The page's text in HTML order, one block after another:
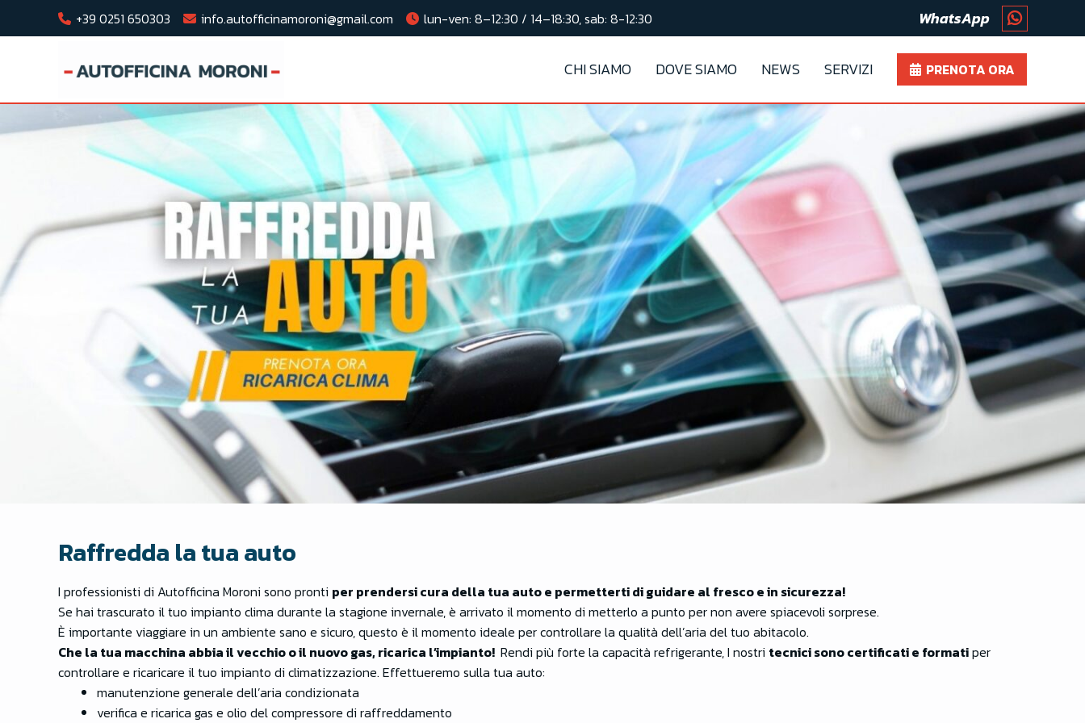
+39 0251 650303 info.autofficinamoroni@gmail.com lun-ven: 8–12:30 / 14–18:30, sab: 8-12:30 WhatsApp
CHI SIAMO DOVE SIAMO NEWS SERVIZI PRENOTA ORA
Raffredda la tua auto
I professionisti di Autofficina Moroni sono pronti per prendersi cura della tua auto e permetterti di guidare al fresco e in sicurezza!
Se hai trascurato il tuo impianto clima durante la stagione invernale, è arrivato il momento di metterlo a punto per non avere spiacevoli sorprese.
È importante viaggiare in un ambiente sano e sicuro, questo è il momento ideale per controllare la qualità dell’aria del tuo abitacolo.
Che la tua macchina abbia il vecchio o il nuovo gas, ricarica l’impianto! Rendi più forte la capacità refrigerante, I nostri tecnici sono certificati e formatiper
controllare e ricaricare il tuo impianto di climatizzazione. Effettueremo sulla tua auto:
manutenzione generale dell’aria condizionata
verifica e ricarica gas e olio del compressore di raffreddamento